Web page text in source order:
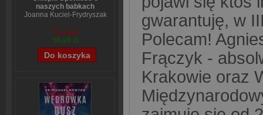
naszych babkach
Joanna Kuciel-Frydryszak
70,44 zł
56,55 zł
gwarantuję, w
Polecam!
Frączyk -
Krakowie oraz